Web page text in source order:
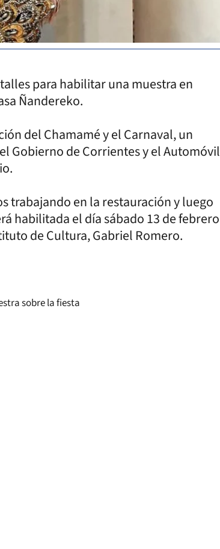
para habilitar una muestra en
Ñandereko.
del Chamamé y el Carnaval, un
Gobierno de Corrientes y el Automóvil
trabajando en la restauración y luego
habilitada el día sábado 13 de febrero
de Cultura, Gabriel Romero.